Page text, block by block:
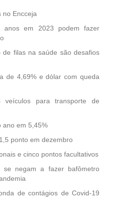
no Encceja
anos em 2023 podem fazer
filas na saúde são desafios
de 4,69% e dólar com queda
veículos para transporte de
ano em 5,45%
ponto em dezembro
e cinco pontos facultativos
se negam a fazer bafômetro
de contágios de Covid-19